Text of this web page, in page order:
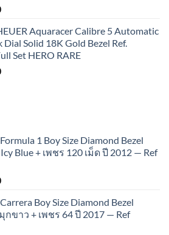
Aquaracer Calibre 5 Automatic
Dial Solid 18K Gold Bezel Ref.
Set HERO RARE
1 Boy Size Diamond Bezel
Blue + เพชร 120 เม็ด ปี 2012 — Ref
Boy Size Diamond Bezel
กขาว + เพชร 64 ปี 2017 — Ref